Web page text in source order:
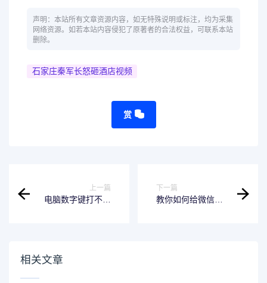
声明：本站所有文章资源内容，如无特殊说明或标注，均为采集
网络资源。如若本站内容侵犯了原著者的合法权益，可联系本站
删除。
石家庄秦军长怒砸酒店视频
赏
上一篇
电脑数字键打不出
下一篇
教你如何给微信文
相关文章